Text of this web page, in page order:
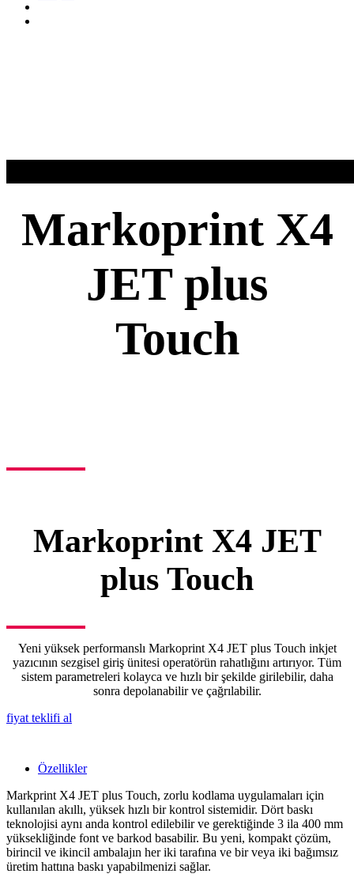
Markoprint X4
JET plus
Touch
Markoprint X4 JET
plus Touch
Yeni yüksek performanslı Markoprint X4 JET plus Touch inkjet
yazıcının sezgisel giriş ünitesi operatörün rahatlığını artırıyor. Tüm
sistem parametreleri kolayca ve hızlı bir şekilde girilebilir, daha
sonra depolanabilir ve çağrılabilir.
fiyat teklifi al
Özellikler
Markprint X4 JET plus Touch, zorlu kodlama uygulamaları için
kullanılan akıllı, yüksek hızlı bir kontrol sistemidir. Dört baskı
teknolojisi aynı anda kontrol edilebilir ve gerektiğinde 3 ila 400 mm
yüksekliğinde font ve barkod basabilir. Bu yeni, kompakt çözüm,
birincil ve ikincil ambalajın her iki tarafına ve bir veya iki bağımsız
üretim hattına baskı yapabilmenizi sağlar.